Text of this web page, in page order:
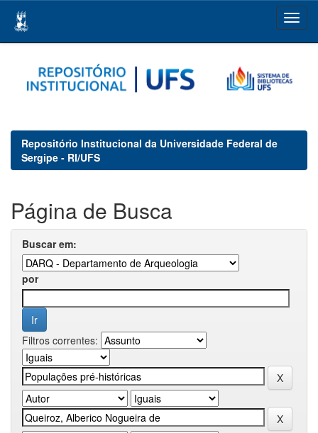
navigation
Repositório Institucional da Universidade Federal de
Sergipe - RI/UFS
Página de Busca
Buscar em:
por
Filtros correntes: